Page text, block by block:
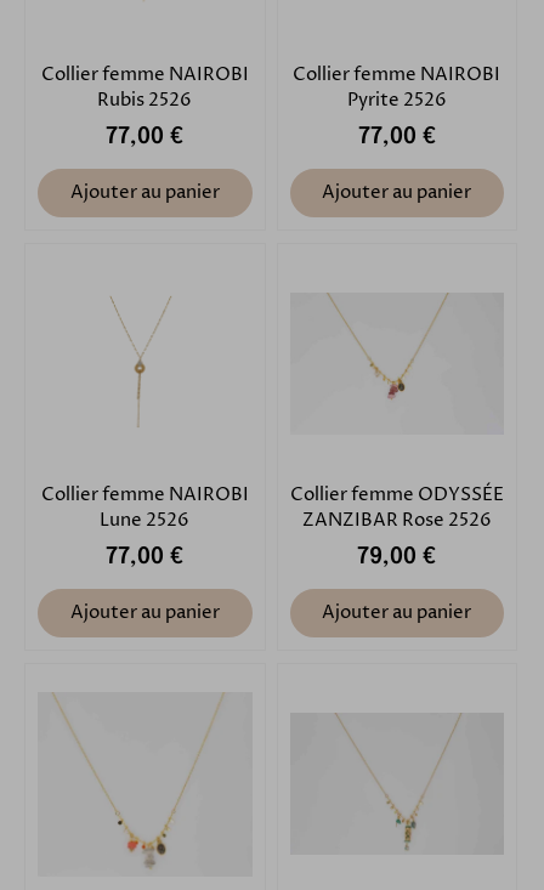
Collier femme NAIROBI
Rubis 2526
77,00 €
Ajouter au panier
Collier femme NAIROBI
Pyrite 2526
77,00 €
Ajouter au panier
Collier femme NAIROBI
Lune 2526
77,00 €
Ajouter au panier
Collier femme ODYSSÉE
ZANZIBAR Rose 2526
79,00 €
Ajouter au panier